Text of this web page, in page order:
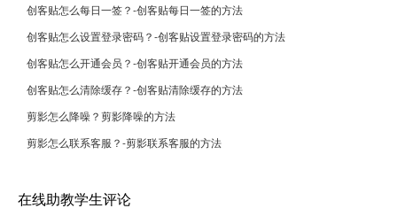
创客贴怎么每日一签？-创客贴每日一签的方法
创客贴怎么设置登录密码？-创客贴设置登录密码的方法
创客贴怎么开通会员？-创客贴开通会员的方法
创客贴怎么清除缓存？-创客贴清除缓存的方法
剪影怎么降噪？剪影降噪的方法
剪影怎么联系客服？-剪影联系客服的方法
在线助教学生评论